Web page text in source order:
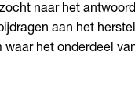
naar het antwoord
aan het herstel
waar het onderdeel